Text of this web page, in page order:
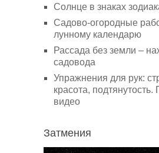
Солнце в знаках
Садово-огородные
лунному календарю
Рассада без земли –
садовода
Упражнения для рук:
красота, подтянутость.
видео
Затмения